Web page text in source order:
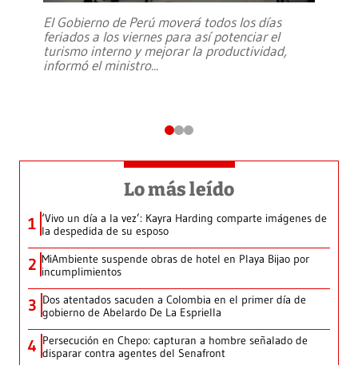
El Gobierno de Perú moverá todos los días
feriados a los viernes para así potenciar el
turismo interno y mejorar la productividad,
informó el ministro...
Lo más leído
1 ‘Vivo un día a la vez’: Kayra Harding comparte imágenes de
la despedida de su esposo
2 MiAmbiente suspende obras de hotel en Playa Bijao por
incumplimientos
3 Dos atentados sacuden a Colombia en el primer día de
gobierno de Abelardo De La Espriella
4 Persecución en Chepo: capturan a hombre señalado de
disparar contra agentes del Senafront